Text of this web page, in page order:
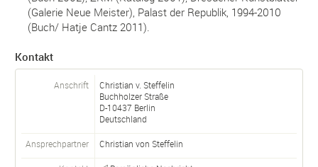
(Galerie Neue Meister), Palast der Republik, 1994-2010
(Buch/ Hatje Cantz 2011).
Kontakt
Anschrift
Christian v. Steffelin
Buchholzer Straße
D-10437 Berlin
Deutschland
Ansprechpartner Christian von Steffelin